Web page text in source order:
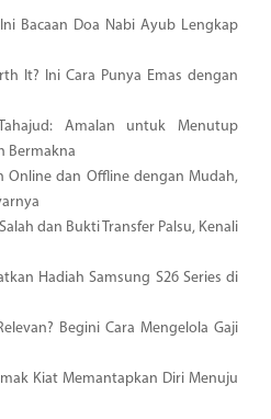
Bacaan Doa Nabi Ayub Lengkap
It? Ini Cara Punya Emas dengan
Amalan untuk Menutup
Bermakna
Online dan Offline dengan Mudah,
dan Bukti Transfer Palsu, Kenali
Hadiah Samsung S26 Series di
Begini Cara Mengelola Gaji
Kiat Memantapkan Diri Menuju